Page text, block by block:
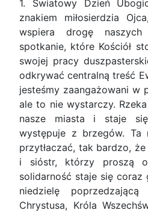
1. Światowy Dzień
znakiem miłosierdzia
wspiera drogę
spotkanie, które Kościół
swojej pracy
odkrywać centralną treść
jesteśmy zaangażowani w
ale to nie wystarczy.
nasze miasta i staje
występuje z brzegów. Ta
przytłaczać, tak bardzo,
i sióstr, którzy proszą
solidarność staje się coraz
niedzielę
Chrystusa, Króla